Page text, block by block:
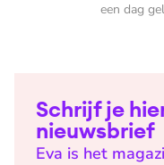
een dag
Schrijf je
nieuwsbrief
Eva is het